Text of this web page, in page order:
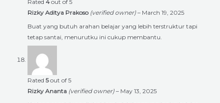
Rated 4 out of 5
Rizky Aditya Prakoso (verified owner) – March 19, 2025
Buat yang butuh arahan belajar yang lebih terstruktur tapi
tetap santai, menurutku ini cukup membantu.
Rated 5out of 5
Rizky Ananta (verified owner) – May 13, 2025